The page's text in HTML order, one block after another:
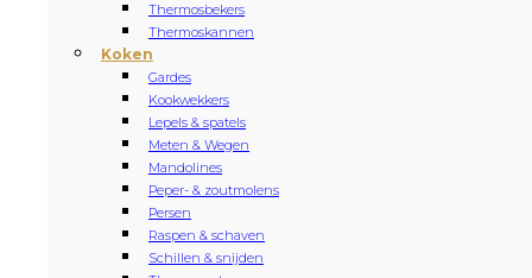
Thermosbekers
Thermoskannen
Koken
Gardes
Kookwekkers
Lepels & spatels
Meten & Wegen
Mandolines
Peper- & zoutmolens
Persen
Raspen & schaven
Schillen & snijden